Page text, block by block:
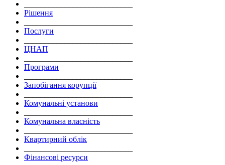
Рішення
Послуги
ЦНАП
Програми
Запобігання корупції
Комунальні установи
Комунальна власність
Квартирний облік
Фінансові ресурси